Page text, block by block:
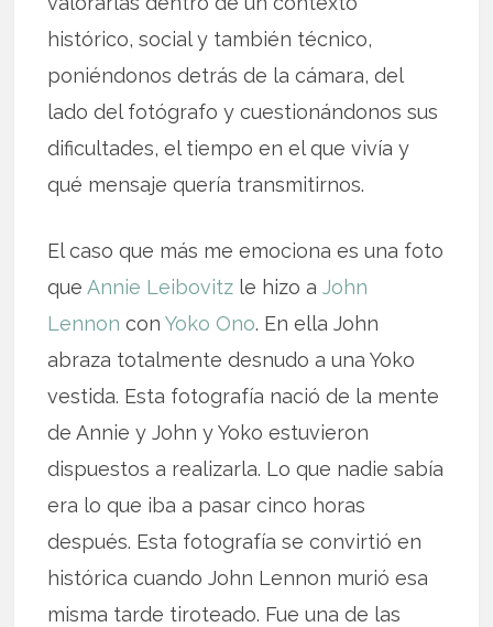
histórico, social y también técnico,
poniéndonos detrás de la cámara, del
lado del fotógrafo y cuestionándonos sus
dificultades, el tiempo en el que vivía y
qué mensaje quería transmitirnos.
El caso que más me emociona es una foto
que Annie Leibovitz le hizo aJohn
Lennon conYoko Ono. En ella John
abraza totalmente desnudo a una Yoko
vestida. Esta fotografía nació de la mente
de Annie y John y Yoko estuvieron
dispuestos a realizarla. Lo que nadie sabía
era lo que iba a pasar cinco horas
después. Esta fotografía se convirtió en
histórica cuando John Lennon murió esa
misma tarde tiroteado. Fue una de las